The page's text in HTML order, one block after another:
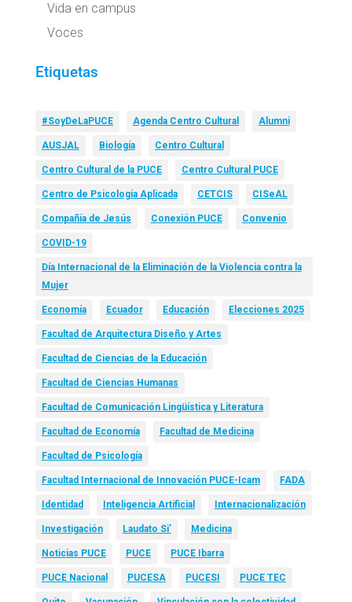
Vida en campus
Voces
Etiquetas
#SoyDeLaPUCE Agenda Centro Cultural Alumni
AUSJAL Biología Centro Cultural
Centro Cultural de la PUCE Centro Cultural PUCE
Centro de Psicología Aplicada CETCIS CISeAL
Compañía de Jesús Conexión PUCE Convenio
COVID-19
Día Internacional de la Eliminación de la Violencia contra la
Mujer
Economía Ecuador Educación Elecciones 2025
Facultad de Arquitectura Diseño y Artes
Facultad de Ciencias de la Educación
Facultad de Ciencias Humanas
Facultad de Comunicación Lingüística y Literatura
Facultad de Economía Facultad de Medicina
Facultad de Psicología
Facultad Internacional de Innovación PUCE-Icam FADA
Identidad Inteligencia Artificial Internacionalización
Investigación Laudato Si’ Medicina
Noticias PUCE PUCE PUCE Ibarra
PUCE Nacional PUCESA PUCESI PUCE TEC